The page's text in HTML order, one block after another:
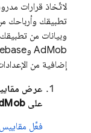
لاتّخاذ قرارات
تطبيقك وأرباحك
وبيانات من
AdMob وFirebase و
إضافية من
عرض
على
فعِّل